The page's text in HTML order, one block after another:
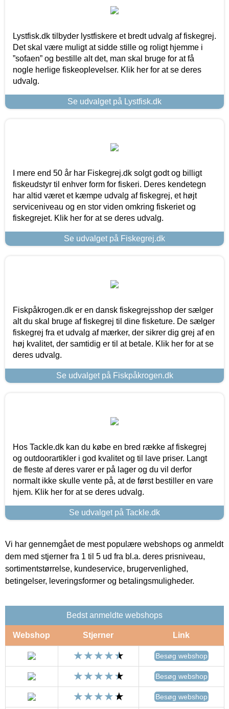
Lystfisk.dk tilbyder lystfiskere et bredt udvalg af fiskegrej.
Det skal være muligt at sidde stille og roligt hjemme i
”sofaen” og bestille alt det, man skal bruge for at få
nogle herlige fiskeoplevelser. Klik her for at se deres
udvalg.
Se udvalget på Lystfisk.dk
I mere end 50 år har Fiskegrej.dk solgt godt og billigt
fiskeudstyr til enhver form for fiskeri. Deres kendetegn
har altid været et kæmpe udvalg af fiskegrej, et højt
serviceniveau og en stor viden omkring fiskeriet og
fiskegrejet. Klik her for at se deres udvalg.
Se udvalget på Fiskegrej.dk
Fiskpåkrogen.dk er en dansk fiskegrejsshop der sælger
alt du skal bruge af fiskegrej til dine fisketure. De sælger
fiskegrej fra et udvalg af mærker, der sikrer dig grej af en
høj kvalitet, der samtidig er til at betale. Klik her for at se
deres udvalg.
Se udvalget på Fiskpåkrogen.dk
Hos Tackle.dk kan du købe en bred række af fiskegrej
og outdoorartikler i god kvalitet og til lave priser. Langt
de fleste af deres varer er på lager og du vil derfor
normalt ikke skulle vente på, at de først bestiller en vare
hjem. Klik her for at se deres udvalg.
Se udvalget på Tackle.dk
Vi har gennemgået de mest populære webshops og anmeldt
dem med stjerner fra 1 til 5 ud fra bl.a. deres prisniveau,
sortimentstørrelse, kundeservice, brugervenlighed,
betingelser, leveringsformer og betalingsmuligheder.
Bedst anmeldte webshops
Webshop Stjerner Link
Besøg webshop
Besøg webshop
Besøg webshop